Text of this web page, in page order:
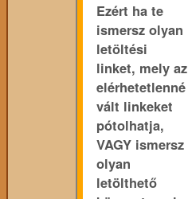
Ezért ha te
ismersz olyan
letöltési
linket, mely az
elérhetetlenné
vált linkeket
pótolhatja,
VAGY ismersz
olyan
letölthető